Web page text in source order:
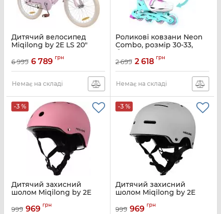
Дитячий велосипед
Miqilong by 2E LS 20"
Артикул: RBB-LS20-PINK
6 999 6 789 грн
Немає на складі
Роликові ковзани Neon
Combo, розмір 30-33,
бірюзовий
Артикул: NT09T4
2 699 2 618 грн
Немає на складі
-3 %
Дитячий захисний
шолом Miqilong by 2E
Артикул: ATLAS-M-PINK
999 969 грн
-3 %
Дитячий захисний
шолом Miqilong by 2E
Артикул: CONDOR-M-GRAY
999 969 грн